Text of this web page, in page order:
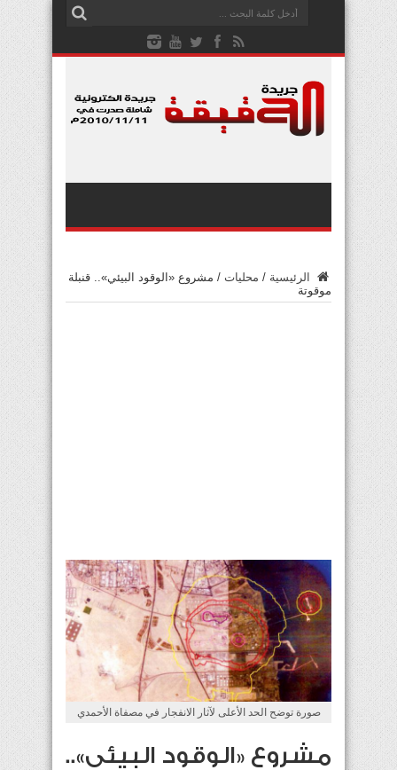
الرئيسية / محليات / مشروع «الوقود البيئي».. قنبلة
موقوتة
صورة توضح الحد الأعلى لآثار الانفجار في مصفاة الأحمدي
مشروع «الوقود البيئي»..